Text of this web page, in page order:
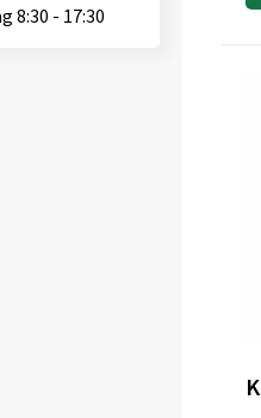
8:30 - 17:30